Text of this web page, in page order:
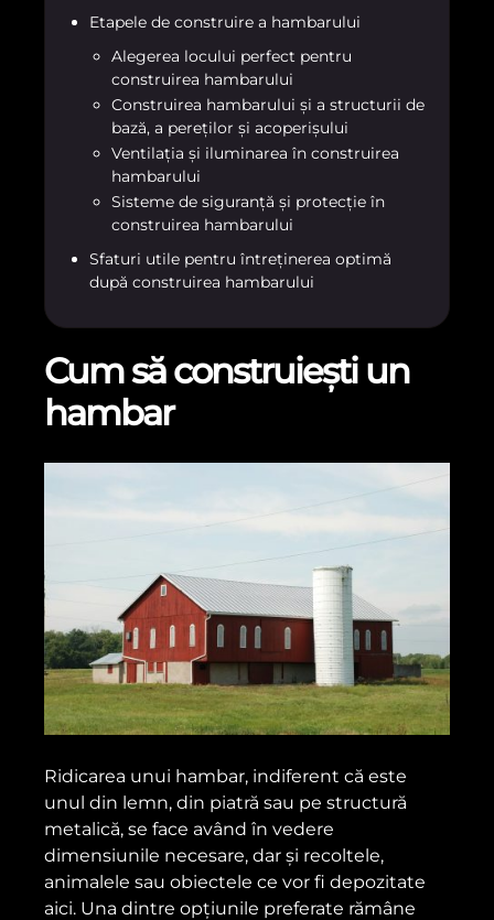
Etapele de construire a hambarului
Alegerea locului perfect pentru
construirea hambarului
Construirea hambarului și a structurii de
bază, a pereților și acoperișului
Ventilația și iluminarea în construirea
hambarului
Sisteme de siguranță și protecție în
construirea hambarului
Sfaturi utile pentru întreținerea optimă
după construirea hambarului
Cum să construiești un
hambar
Ridicarea unui hambar, indiferent că este
unul din lemn, din piatră sau pe structură
metalică, se face având în vedere
dimensiunile necesare, dar și recoltele,
animalele sau obiectele ce vor fi depozitate
aici. Una dintre opțiunile preferate rămâne